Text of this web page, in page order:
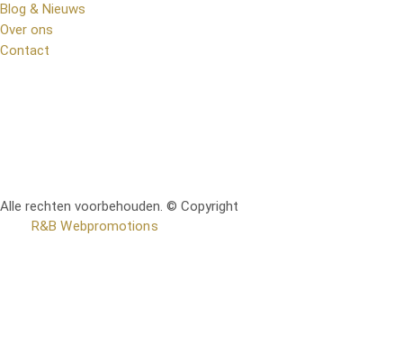
Blog & Nieuws
Over ons
Contact
Alle rechten voorbehouden. © Copyright
R&B Webpromotions